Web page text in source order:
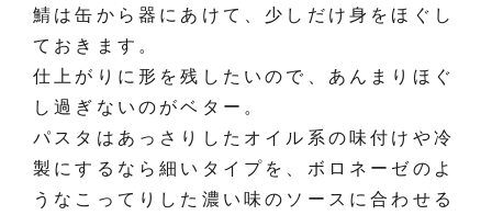
鯖は缶から器にあけて、少しだけ身をほぐし
ておきます。
仕上がりに形を残したいので、あんまりほぐ
し過ぎないのがベター。
パスタはあっさりしたオイル系の味付けや冷
製にするなら細いタイプを、ボロネーゼのよ
うなこってりした濃い味のソースに合わせる